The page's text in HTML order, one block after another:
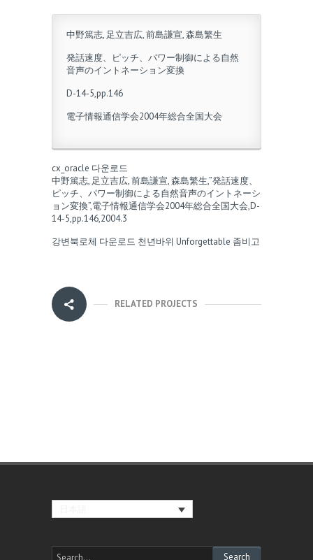
中野篤志, 足立吉広, 前島謙宣, 森島繁生
発話速度、ピッチ、パワー制御による自然
音声のイントネーション変換
D-14-5,pp.146
電子情報通信学会2004年総合全国大会
cx_oracle 다운로드
中野篤志, 足立吉広, 前島謙宣, 森島繁生,”発話速度、
ピッチ、パワー制御による自然音声のイントネーシ
ョン変換”,電子情報通信学会2004年総合全国大会,D-
14-5,pp.146,2004.3
강변북로체 다운로드 천년바위 Unforgettable 좀비고
RELATED PROJECTS